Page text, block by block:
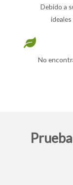
Debido a
No